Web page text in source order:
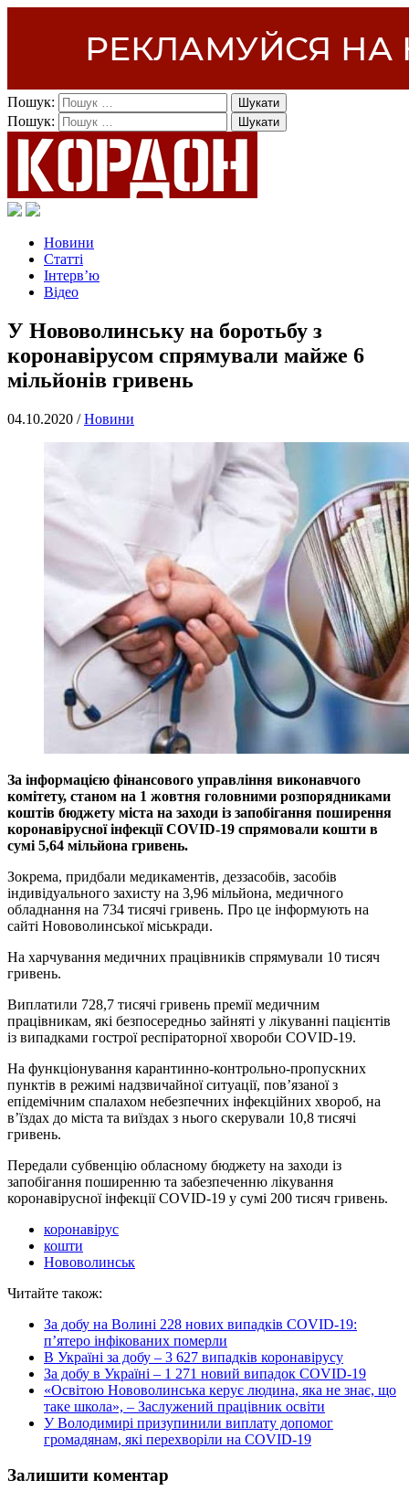
Пошук:
Пошук:
Новини
Статті
Інтерв’ю
Відео
У Нововолинську на боротьбу з
коронавірусом спрямували майже 6
мільйонів гривень
04.10.2020 /Новини
За інформацією фінансового управління виконавчого
комітету, станом на 1 жовтня головними розпорядниками
коштів бюджету міста на заходи із запобігання поширення
коронавірусної інфекції COVID-19 спрямовали кошти в
сумі 5,64 мільйона гривень.
Зокрема, придбали медикаментів, деззасобів, засобів
індивідуального захисту на 3,96 мільйона, медичного
обладнання на 734 тисячі гривень. Про це інформують на
сайті Нововолинської міськради.
На харчування медичних працівників спрямували 10 тисяч
гривень.
Виплатили 728,7 тисячі гривень премії медичним
працівникам, які безпосередньо зайняті у лікуванні пацієнтів
із випадками гострої респіраторної хвороби COVID-19.
На функціонування карантинно-контрольно-пропускних
пунктів в режимі надзвичайної ситуації, пов’язаної з
епідемічним спалахом небезпечних інфекційних хвороб, на
в’їздах до міста та виїздах з нього скерували 10,8 тисячі
гривень.
Передали субвенцію обласному бюджету на заходи із
запобігання поширенню та забезпеченню лікування
коронавірусної інфекції COVID-19 у сумі 200 тисяч гривень.
коронавірус
кошти
Нововолинськ
Читайте також:
За добу на Волині 228 нових випадків COVID-19:
п’ятеро інфікованих померли
В Україні за добу – 3 627 випадків коронавірусу
За добу в Україні – 1 271 новий випадок COVID-19
«Освітою Нововолинська керує людина, яка не знає, що
таке школа», – Заслужений працівник освіти
У Володимирі призупинили виплату допомог
громадянам, які перехворіли на COVID-19
Залишити коментар